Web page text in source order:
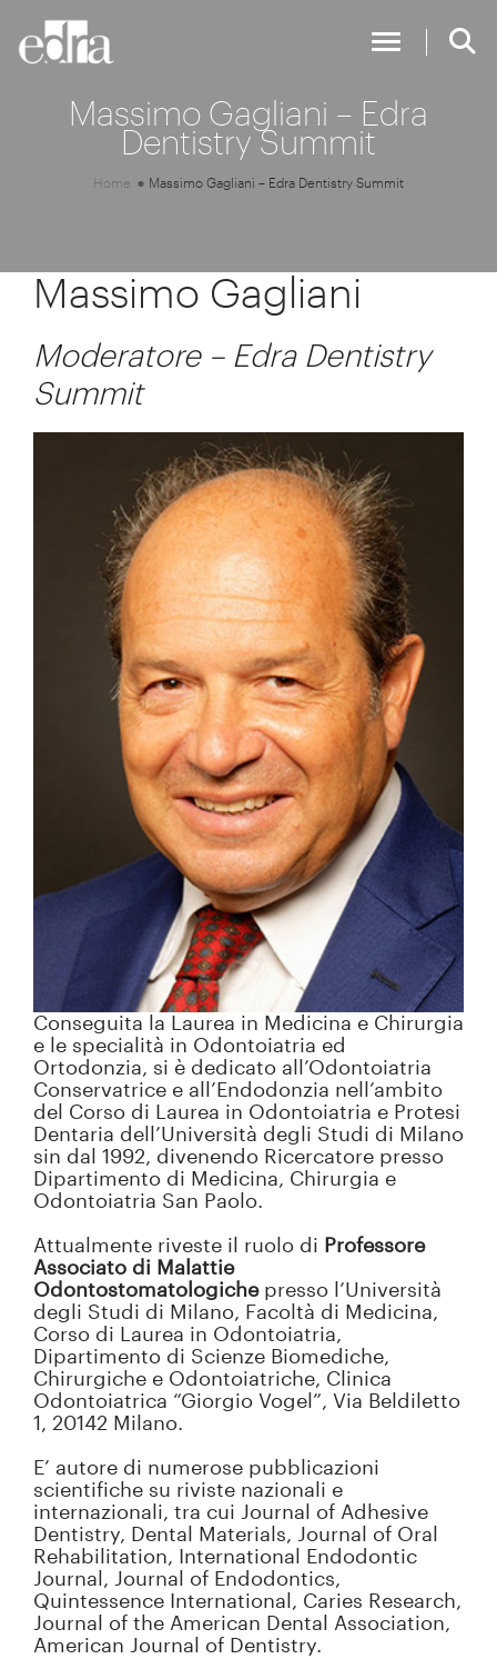
Toggle
Massimo Gagliani – Edra
Dentistry Summit
Home Massimo Gagliani – Edra Dentistry Summit
Massimo Gagliani
Moderatore – Edra Dentistry
Summit
Conseguita la Laurea in Medicina e Chirurgia
e le specialità in Odontoiatria ed
Ortodonzia, si è dedicato all’Odontoiatria
Conservatrice e all’Endodonzia nell’ambito
del Corso di Laurea in Odontoiatria e Protesi
Dentaria dell’Università degli Studi di Milano
sin dal 1992, divenendo Ricercatore presso
Dipartimento di Medicina, Chirurgia e
Odontoiatria San Paolo.
Attualmente riveste il ruolo di Professore
Associato di Malattie
Odontostomatologichepresso l’Università
degli Studi di Milano, Facoltà di Medicina,
Corso di Laurea in Odontoiatria,
Dipartimento di Scienze Biomediche,
Chirurgiche e Odontoiatriche, Clinica
Odontoiatrica “Giorgio Vogel”, Via Beldiletto
1, 20142 Milano.
E’ autore di numerose pubblicazioni
scientifiche su riviste nazionali e
internazionali, tra cui Journal of Adhesive
Dentistry, Dental Materials, Journal of Oral
Rehabilitation, International Endodontic
Journal, Journal of Endodontics,
Quintessence International, Caries Research,
Journal of the American Dental Association,
American Journal of Dentistry.